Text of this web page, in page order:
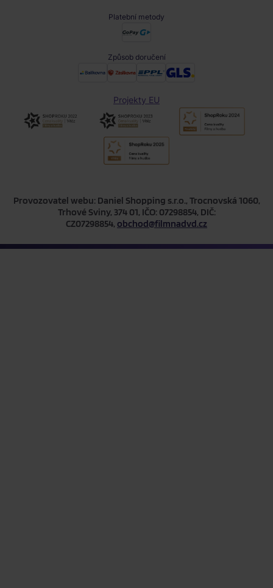
Platební metody
Způsob doručení
Projekty EU
Provozovatel webu: Daniel Shopping s.r.o., Trocnovská 1060,
Trhové Sviny, 374 01, IČO: 07298854, DIČ:
CZ07298854, obchod@filmnadvd.cz